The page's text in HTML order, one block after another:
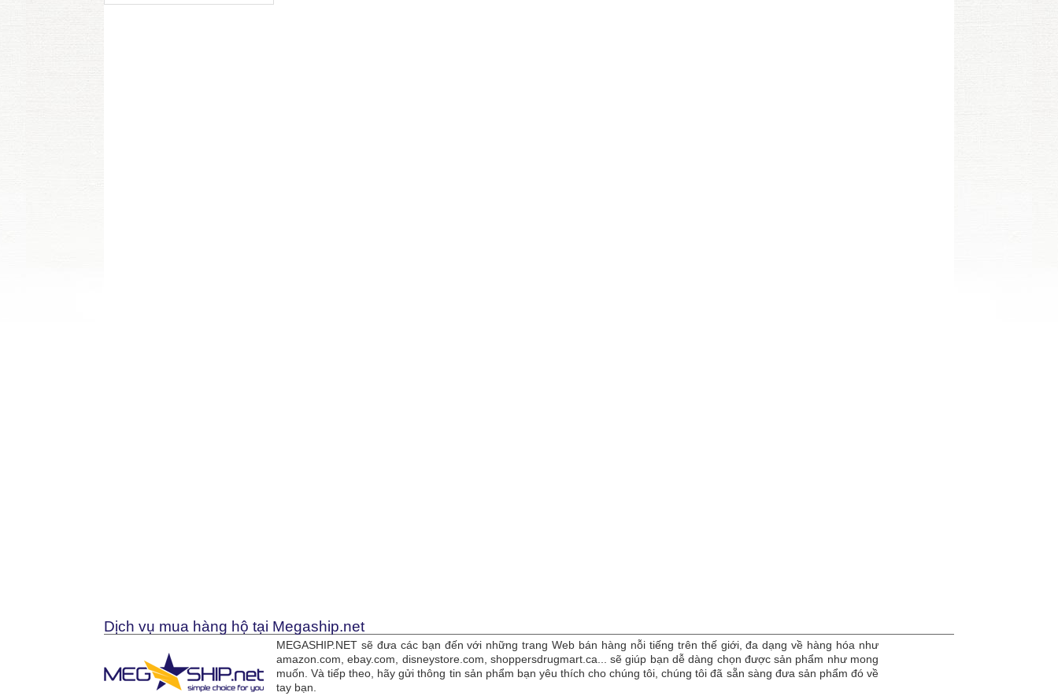
Dịch vụ mua hàng hộ tại Megaship.net
MEGASHIP.NET sẽ đưa các bạn đến với những trang Web bán hàng nỗi tiếng trên thế giới, đa dạng về hàng hóa như
amazon.com, ebay.com, disneystore.com, shoppersdrugmart.ca... sẽ giúp bạn dễ dàng chọn được sản phẩm như mong
muốn. Và tiếp theo, hãy gửi thông tin sản phẩm bạn yêu thích cho chúng tôi, chúng tôi đã sẵn sàng đưa sản phẩm đó về
tay bạn.